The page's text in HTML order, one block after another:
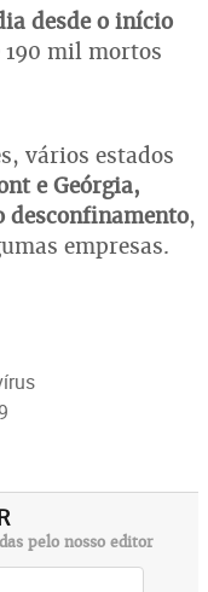
desde o início
190 mil mortos
vários estados
e Geórgia,
,
empresas.
pelo nosso editor